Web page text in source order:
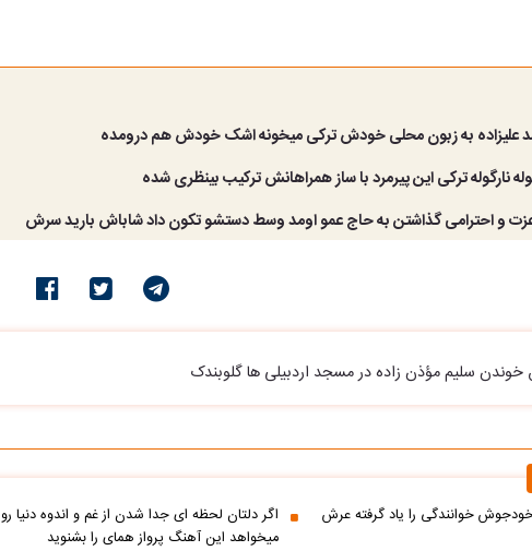
علیزاده به زبون محلی خودش ترکی میخونه اشک خودش هم درومده
نارگوله ترکی این پیرمرد با ساز همراهانش ترکیب بینظری شده
عزت و احترامی گذاشتن به حاج عمو اومد وسط دستشو تکون داد شاباش بارید سرش
خوندن سلیم مؤذن زاده در مسجد اردبیلی ها گلوبندک
خوانندگی را یاد گرفته عرش
اگر دلتان لحظه ای جدا شدن از غم و اندوه دنیا رو
میخواهد این آهنگ پرواز همای را بشنوید